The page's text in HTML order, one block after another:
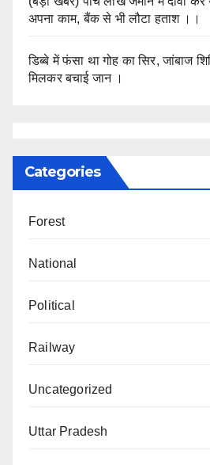
अपना काम, बैंक से भी लौटा हताश ।।
डिब्बे में फंसा था गोह का सिर, जांबाज
मिलकर बचाई जान ।
Categories
Forest
National
Political
Railway
Uncategorized
Uttar Pradesh